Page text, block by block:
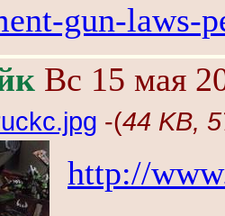
gun-laws-
Вс 15 мая
-(44 KB,
http://